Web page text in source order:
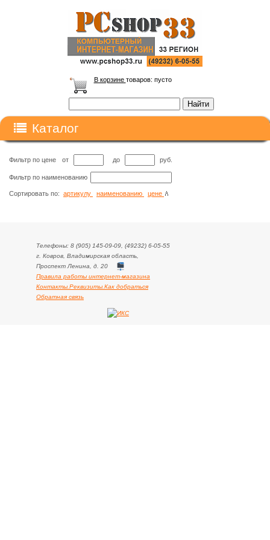
В корзине товаров: пусто
Каталог
Фильтр по цене от до руб.
Фильтр по наименованию
Сортировать по: артикулу наименованию цене
Телефоны: 8 (905) 145-09-09, (49232) 6-05-55
г. Ковров, Владимирская область,
Проспект Ленина, д. 20
Правила работы интернет-магазина
Контакты.Реквизиты.Как добраться
Обратная связь